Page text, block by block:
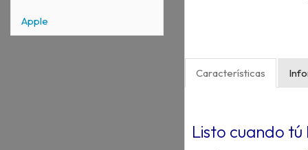
Apple
Características
Listo cuando tú